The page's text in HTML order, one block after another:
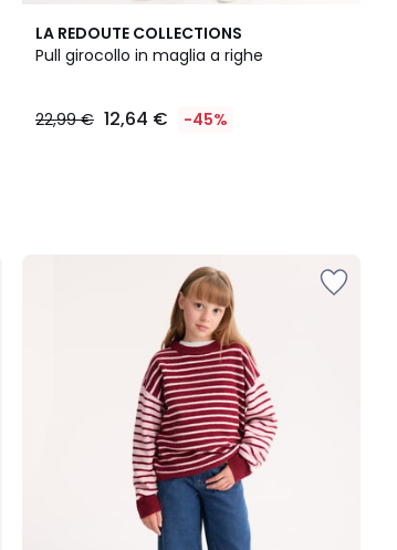
LA REDOUTE COLLECTIONS
Pull girocollo in maglia a righe
22,99 € 12,64 € -45%